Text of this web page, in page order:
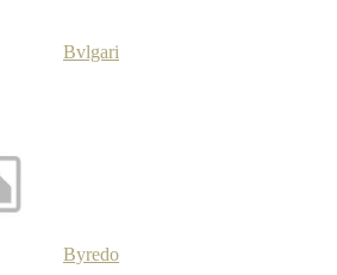
Bvlgari
Byredo